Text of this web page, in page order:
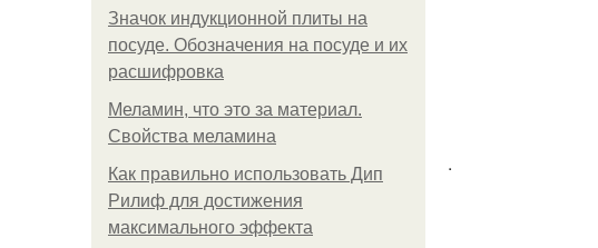
Значок индукционной плиты на
посуде. Обозначения на посуде и их
расшифровка
Меламин, что это за материал.
Свойства меламина
Как правильно использовать Дип
Рилиф для достижения
максимального эффекта
.